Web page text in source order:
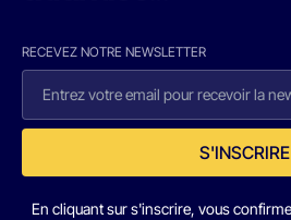
RECEVEZ NOTRE NEWSLETTER
S'INSCRIRE
En cliquant sur s'inscrire, vous